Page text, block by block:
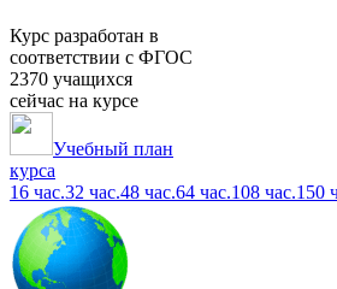
Курс разработан в
соответствии с ФГОС
2370 учащихся
сейчас на курсе
Учебный план
курса
16 час.32 час.48 час.64 час.108 час.150